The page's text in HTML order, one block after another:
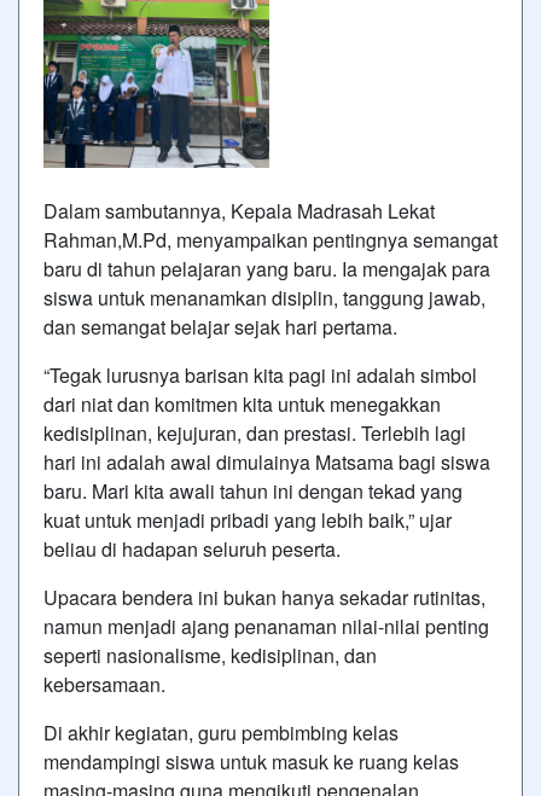
Dalam sambutannya, Kepala Madrasah Lekat
Rahman,M.Pd, menyampaikan pentingnya semangat
baru di tahun pelajaran yang baru. Ia mengajak para
siswa untuk menanamkan disiplin, tanggung jawab,
dan semangat belajar sejak hari pertama.
“Tegak lurusnya barisan kita pagi ini adalah simbol
dari niat dan komitmen kita untuk menegakkan
kedisiplinan, kejujuran, dan prestasi. Terlebih lagi
hari ini adalah awal dimulainya Matsama bagi siswa
baru. Mari kita awali tahun ini dengan tekad yang
kuat untuk menjadi pribadi yang lebih baik,” ujar
beliau di hadapan seluruh peserta.
Upacara bendera ini bukan hanya sekadar rutinitas,
namun menjadi ajang penanaman nilai-nilai penting
seperti nasionalisme, kedisiplinan, dan
kebersamaan.
Di akhir kegiatan, guru pembimbing kelas
mendampingi siswa untuk masuk ke ruang kelas
masing-masing guna mengikuti pengenalan